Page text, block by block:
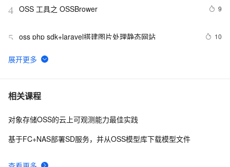
4 OSS 工具之 OSSBrower 9
5 oss php sdk+laravel搭建图片处理静态网站 10
6 搭建私有docker仓库并使用OSS作为存储
7 【Maven学习】Nexus OSS私服仓库的安装和配置
8 阿里云对象存储OSS怎么收费？存储包流量包还是按
相关课程
对象存储OSS的云上可观测能力最佳实践
基于FC+NAS部署SD服务，并从OSS模型库下载模型文件